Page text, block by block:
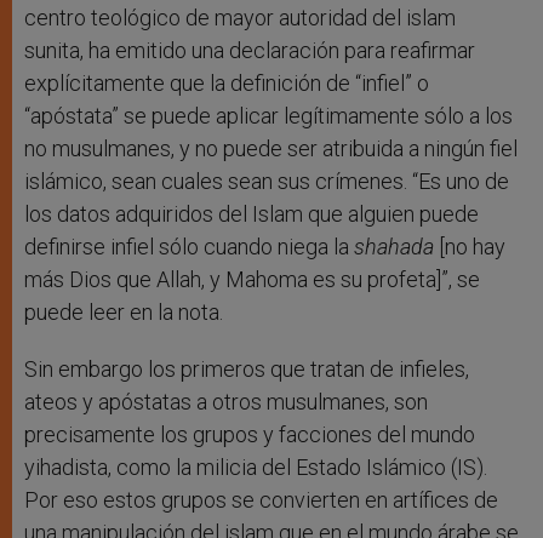
centro teológico de mayor autoridad del islam
sunita, ha emitido una declaración para reafirmar
explícitamente que la definición de “infiel” o
“apóstata” se puede aplicar legítimamente sólo a los
no musulmanes, y no puede ser atribuida a ningún fiel
islámico, sean cuales sean sus crímenes. “Es uno de
los datos adquiridos del Islam que alguien puede
definirse infiel sólo cuando niega la shahada [no hay
más Dios que Allah, y Mahoma es su profeta]”, se
puede leer en la nota.
Sin embargo los primeros que tratan de infieles,
ateos y apóstatas a otros musulmanes, son
precisamente los grupos y facciones del mundo
yihadista, como la milicia del Estado Islámico (IS).
Por eso estos grupos se convierten en artífices de
una manipulación del islam que en el mundo árabe se